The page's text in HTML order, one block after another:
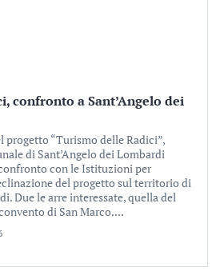
confronto a Sant’Angelo dei
progetto “Turismo delle Radici”,
di Sant’Angelo dei Lombardi
con le Istituzioni per
del progetto sul territorio di
Due le arre interessate, quella del
di San Marco....